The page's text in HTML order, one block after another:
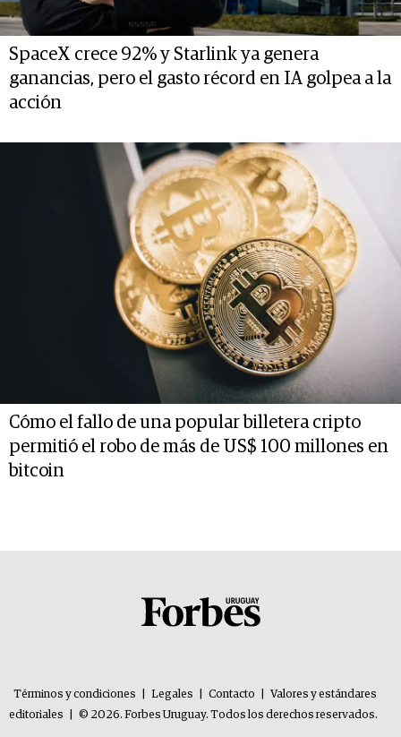
SpaceX crece 92% y Starlink ya genera
ganancias, pero el gasto récord en IA golpea a la
acción
Cómo el fallo de una popular billetera cripto
permitió el robo de más de US$ 100 millones en
bitcoin
Términos y condiciones Legales Contacto
Valores y estándares
editoriales
© 2026. Forbes Uruguay. Todos los derechos reservados.